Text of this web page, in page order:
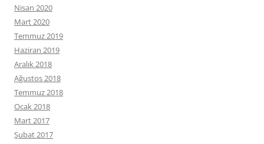
Nisan 2020
Mart 2020
Temmuz 2019
Haziran 2019
Aralık 2018
Ağustos 2018
Temmuz 2018
Ocak 2018
Mart 2017
Şubat 2017